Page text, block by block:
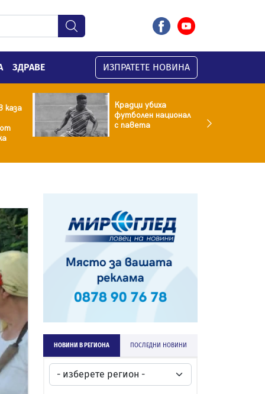
ЗДРАВЕ ИЗПРАТЕТЕ НОВИНА
каза
Крадци убиха
футболен национал
с павета
НОВИНИ В РЕГИОНА ПОСЛЕДНИ НОВИНИ